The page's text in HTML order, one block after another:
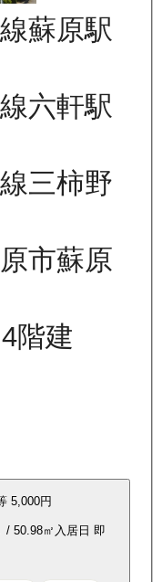
蘇原駅
六軒駅
三柿野
市蘇原
階建
5,000円
/ 50.98㎡ 入居日 即